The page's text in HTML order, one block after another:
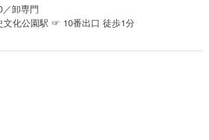
卸専門
文化公園駅 ☞ 10番出口 徒歩1分